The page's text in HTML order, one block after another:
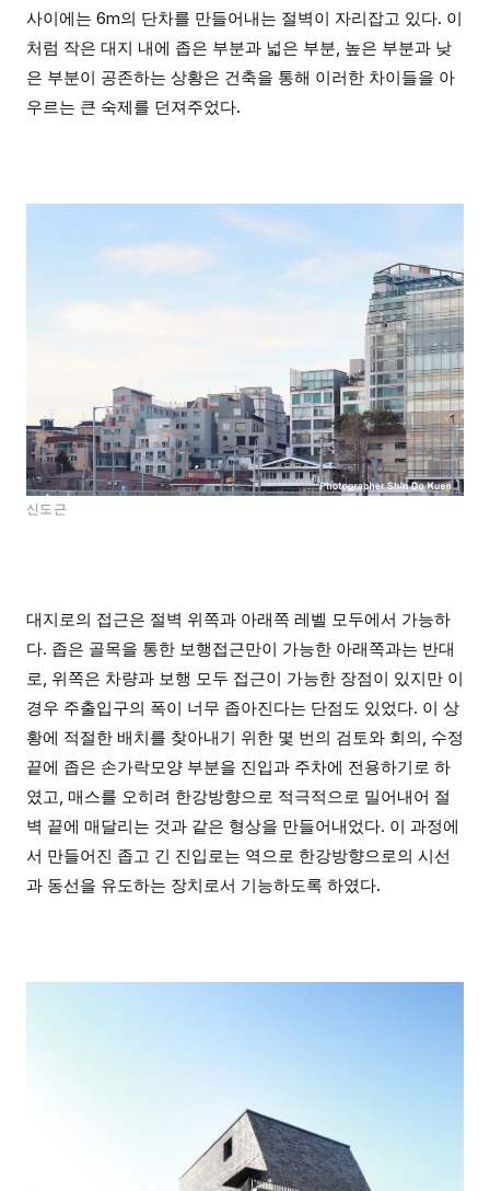
사이에는 6m의 단차를 만들어내는 절벽이 자리잡고 있다. 이
처럼 작은 대지 내에 좁은 부분과 넓은 부분, 높은 부분과 낮
은 부분이 공존하는 상황은 건축을 통해 이러한 차이들을 아
우르는 큰 숙제를 던져주었다.
신도근
대지로의 접근은 절벽 위쪽과 아래쪽 레벨 모두에서 가능하
다. 좁은 골목을 통한 보행접근만이 가능한 아래쪽과는 반대
로, 위쪽은 차량과 보행 모두 접근이 가능한 장점이 있지만 이
경우 주출입구의 폭이 너무 좁아진다는 단점도 있었다. 이 상
황에 적절한 배치를 찾아내기 위한 몇 번의 검토와 회의, 수정
끝에 좁은 손가락모양 부분을 진입과 주차에 전용하기로 하
였고, 매스를 오히려 한강방향으로 적극적으로 밀어내어 절
벽 끝에 매달리는 것과 같은 형상을 만들어내었다. 이 과정에
서 만들어진 좁고 긴 진입로는 역으로 한강방향으로의 시선
과 동선을 유도하는 장치로서 기능하도록 하였다.